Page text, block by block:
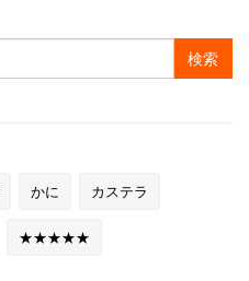
かに カステラ
★★★★★